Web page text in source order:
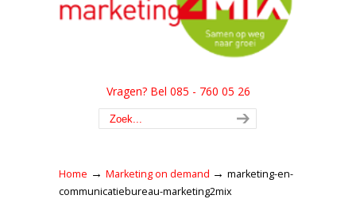
Vragen? Bel 085 - 760 05 26
Home → Marketing on demand → marketing-en-
communicatiebureau-marketing2mix